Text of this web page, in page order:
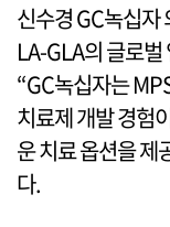
신수경 GC녹십자
LA-GLA의 글로
“GC녹십자는
치료제 개발 경험
운 치료 옵션을 제
다.